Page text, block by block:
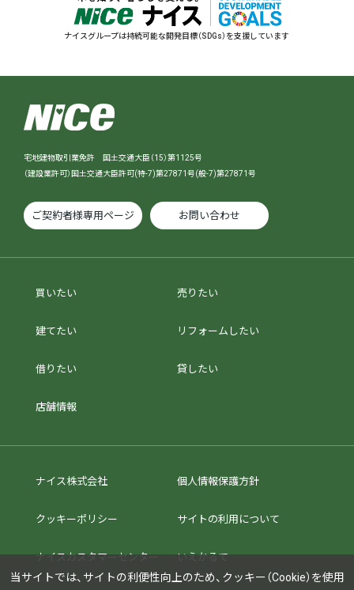
ナイスグループは持続可能な開発目標（SDGs）を支援しています
宅地建物取引業免許 国土交通大臣（15）第1125号
（建設業許可）国土交通大臣許可(特-7)第27871号(般-7)第27871号
ご契約者様専用ページ お問い合わせ
買いたい 売りたい
建てたい リフォームしたい
借りたい 貸したい
店舗情報
ナイス株式会社 個人情報保護方針
クッキーポリシー サイトの利用について
ナイスカスタマーセンター いえかるて
当サイトでは、サイトの利便性向上のため、クッキー（Cookie）を使用